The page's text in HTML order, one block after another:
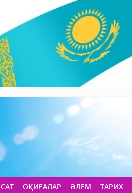
ОҚИҒАЛАР ӘЛЕМ ТАРИХ